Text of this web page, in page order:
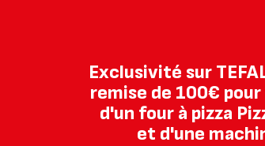
Exclusivité sur
remise de 100€
d'un four à pizza
et d'une